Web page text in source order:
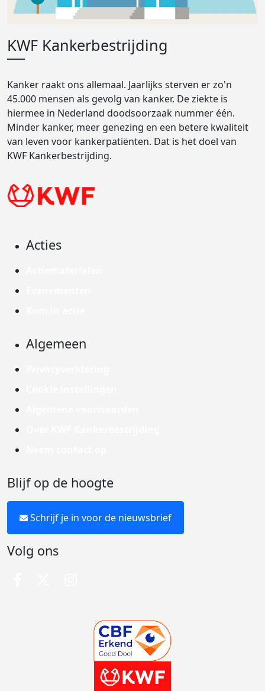
KWF Kankerbestrijding
Kanker raakt ons allemaal. Jaarlijks sterven er zo'n
45.000 mensen als gevolg van kanker. De ziekte is
hiermee in Nederland doodsoorzaak nummer één.
Minder kanker, meer genezing en een betere kwaliteit
van leven voor kankerpatiënten. Dat is het doel van
KWF Kankerbestrijding.
Acties
Algemeen
Blijf op de hoogte
Schrijf je in voor de nieuwsbrief
Volg ons